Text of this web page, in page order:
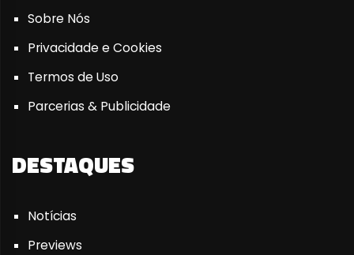
Sobre Nós
Privacidade e Cookies
Termos de Uso
Parcerias & Publicidade
DESTAQUES
Notícias
Previews